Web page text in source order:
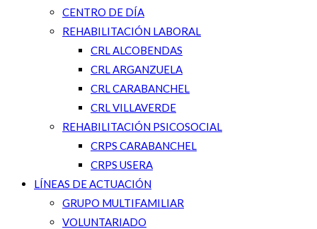
CENTRO DE DÍA
REHABILITACIÓN LABORAL
CRL ALCOBENDAS
CRL ARGANZUELA
CRL CARABANCHEL
CRL VILLAVERDE
REHABILITACIÓN PSICOSOCIAL
CRPS CARABANCHEL
CRPS USERA
LÍNEAS DE ACTUACIÓN
GRUPO MULTIFAMILIAR
VOLUNTARIADO